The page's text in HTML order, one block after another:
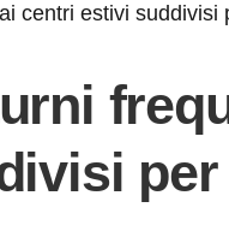
centri estivi suddivisi